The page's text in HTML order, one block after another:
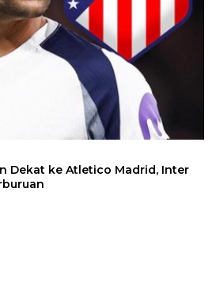
Dekat ke Atletico Madrid, Inter